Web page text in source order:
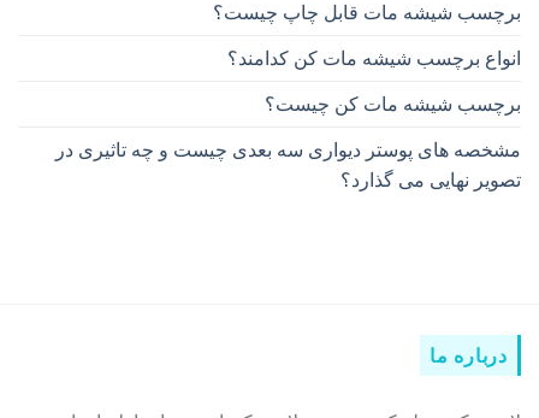
برچسب شیشه مات قابل چاپ چیست؟
انواع برچسب شیشه مات کن کدامند؟
برچسب شیشه مات کن چیست؟
مشخصه های پوستر دیواری سه بعدی چیست و چه تاثیری در
تصویر نهایی می گذارد؟
درباره ما